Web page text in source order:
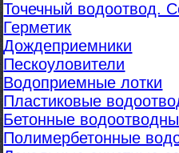
Точечный водоотвод.
Герметик
Дождеприемники
Пескоуловители
Водоприемные лотки
Пластиковые
Бетонные
Полимербетонные